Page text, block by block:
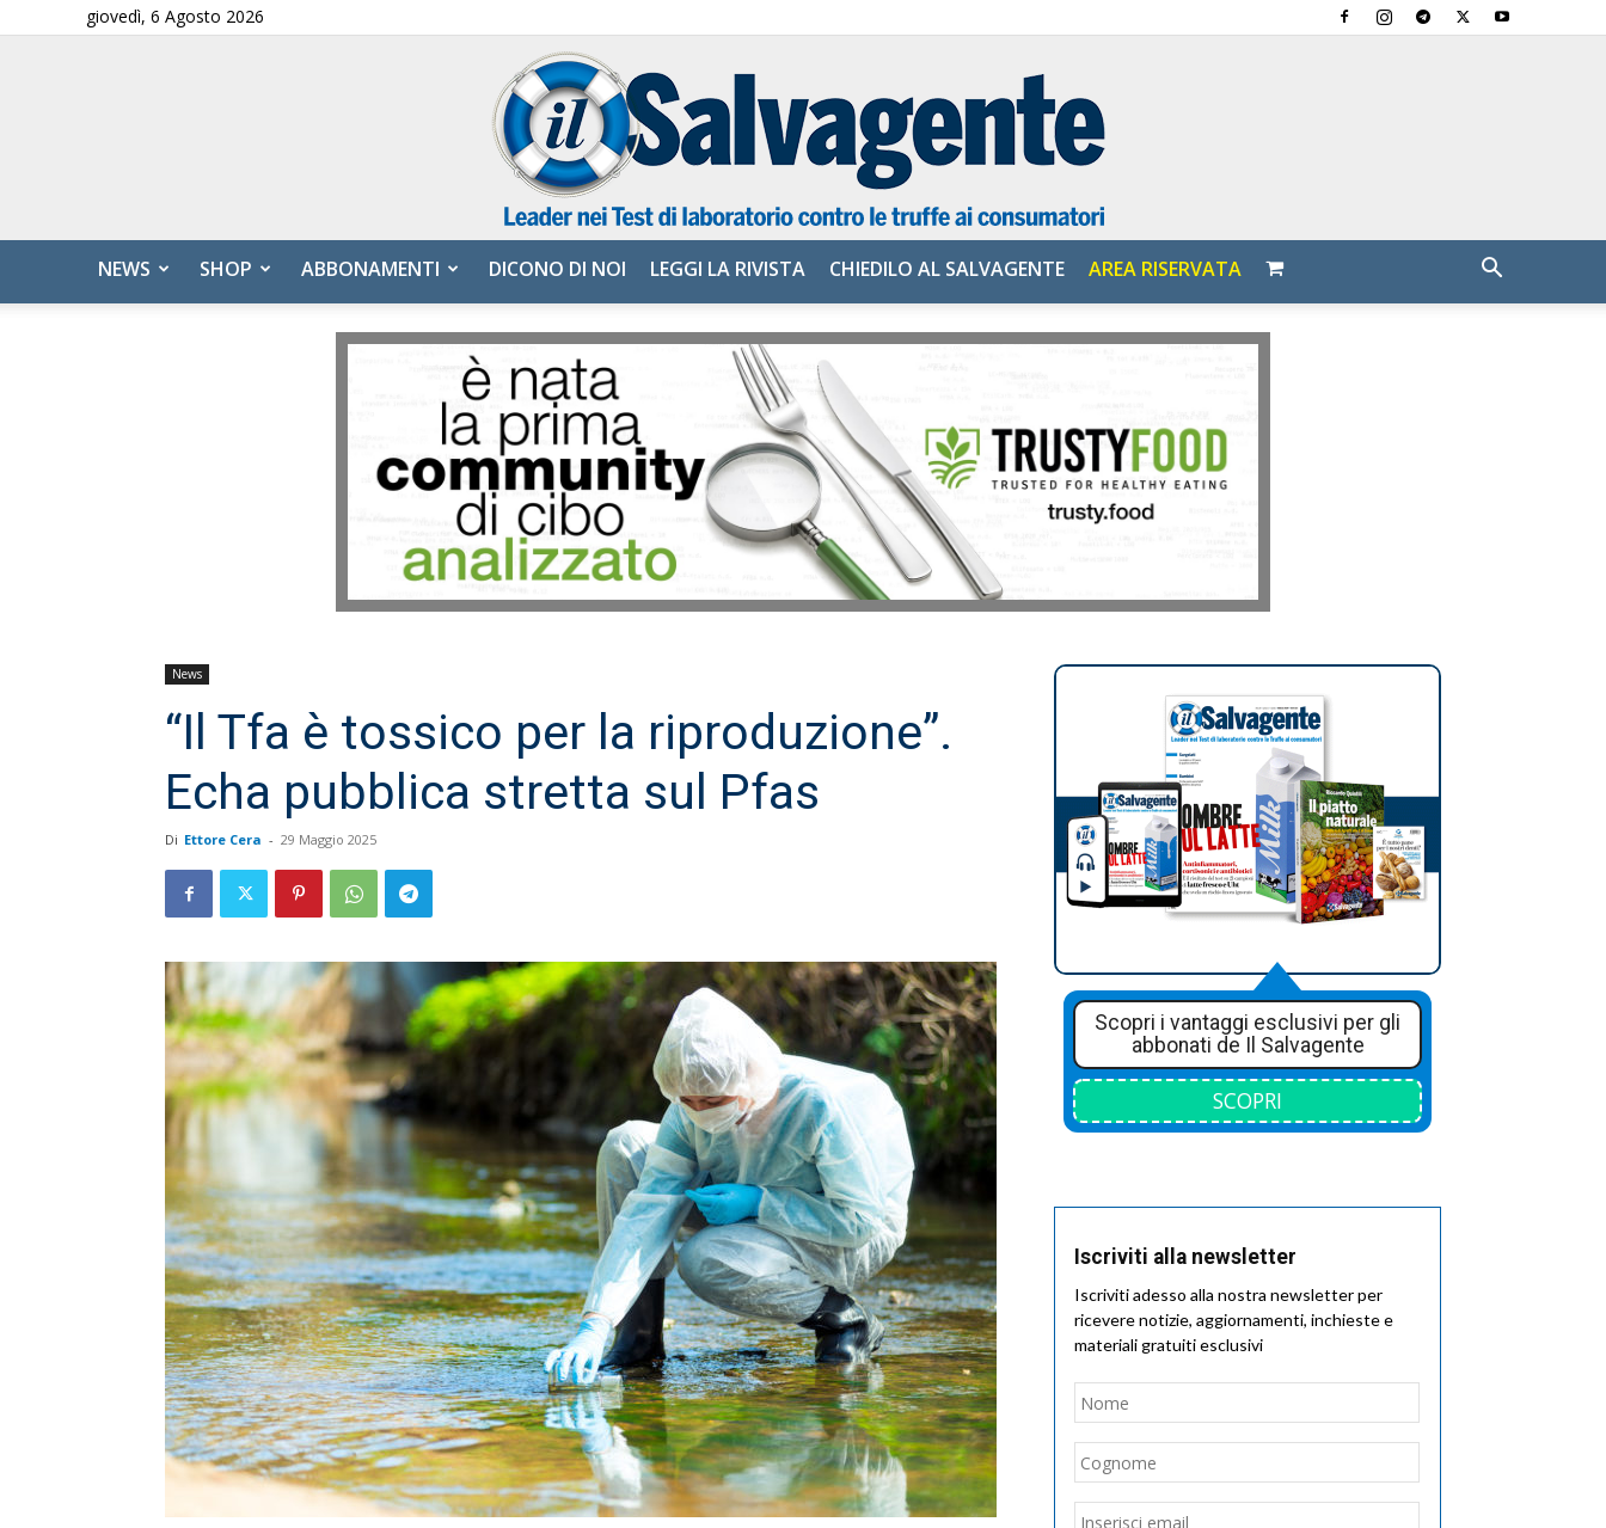
giovedì, 6 Agosto 2026
Salvagente
NEWS SHOP ABBONAMENTI DICONO DI NOI LEGGI LA RIVISTA CHIEDILO AL SALVAGENTE AREA RISERVATA
News
“Il Tfa è tossico per la riproduzione”.
Echa pubblica stretta sul Pfas
Di Ettore Cera - 29 Maggio 2025
Scopri i vantaggi esclusivi per gli
abbonati de Il Salvagente
SCOPRI
Iscriviti alla newsletter
Iscriviti adesso alla nostra newsletter per
ricevere notizie, aggiornamenti, inchieste e
materiali gratuiti esclusivi
Nome
Email